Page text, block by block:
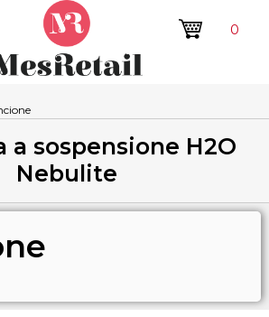
0
a sospensione H2O
Nebulite